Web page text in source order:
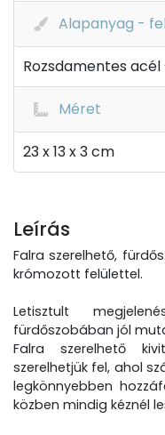
Alapanyag -
Rozsdamentes
Méret
23 x 13 x 3 cm
Leírás
Falra szerelhető,
krómozott felülettel.
Letisztult
fürdőszobában jól
Falra szerelhető
szerelhetjük fel, ahol
legkönnyebben
közben mindig kéznél